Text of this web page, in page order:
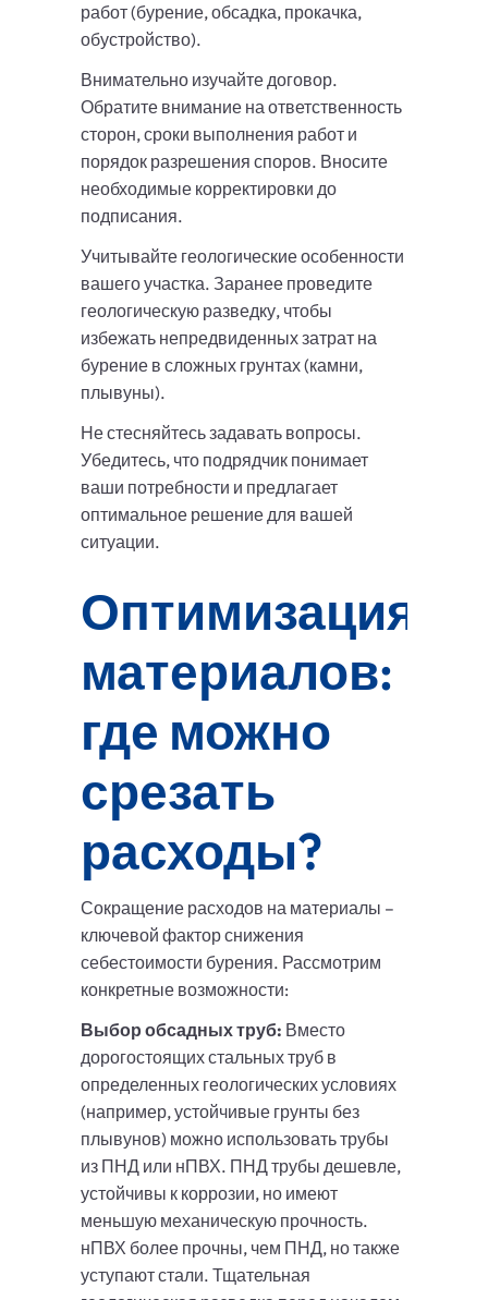
работ (бурение, обсадка, прокачка,
обустройство).
Внимательно изучайте договор.
Обратите внимание на ответственность
сторон, сроки выполнения работ и
порядок разрешения споров. Вносите
необходимые корректировки до
подписания.
Учитывайте геологические особенности
вашего участка. Заранее проведите
геологическую разведку, чтобы
избежать непредвиденных затрат на
бурение в сложных грунтах (камни,
плывуны).
Не стесняйтесь задавать вопросы.
Убедитесь, что подрядчик понимает
ваши потребности и предлагает
оптимальное решение для вашей
ситуации.
Оптимизация
материалов:
где можно
срезать
расходы?
Сокращение расходов на материалы –
ключевой фактор снижения
себестоимости бурения. Рассмотрим
конкретные возможности:
Выбор обсадных труб: Вместо
дорогостоящих стальных труб в
определенных геологических условиях
(например, устойчивые грунты без
плывунов) можно использовать трубы
из ПНД или нПВХ. ПНД трубы дешевле,
устойчивы к коррозии, но имеют
меньшую механическую прочность.
нПВХ более прочны, чем ПНД, но также
уступают стали. Тщательная